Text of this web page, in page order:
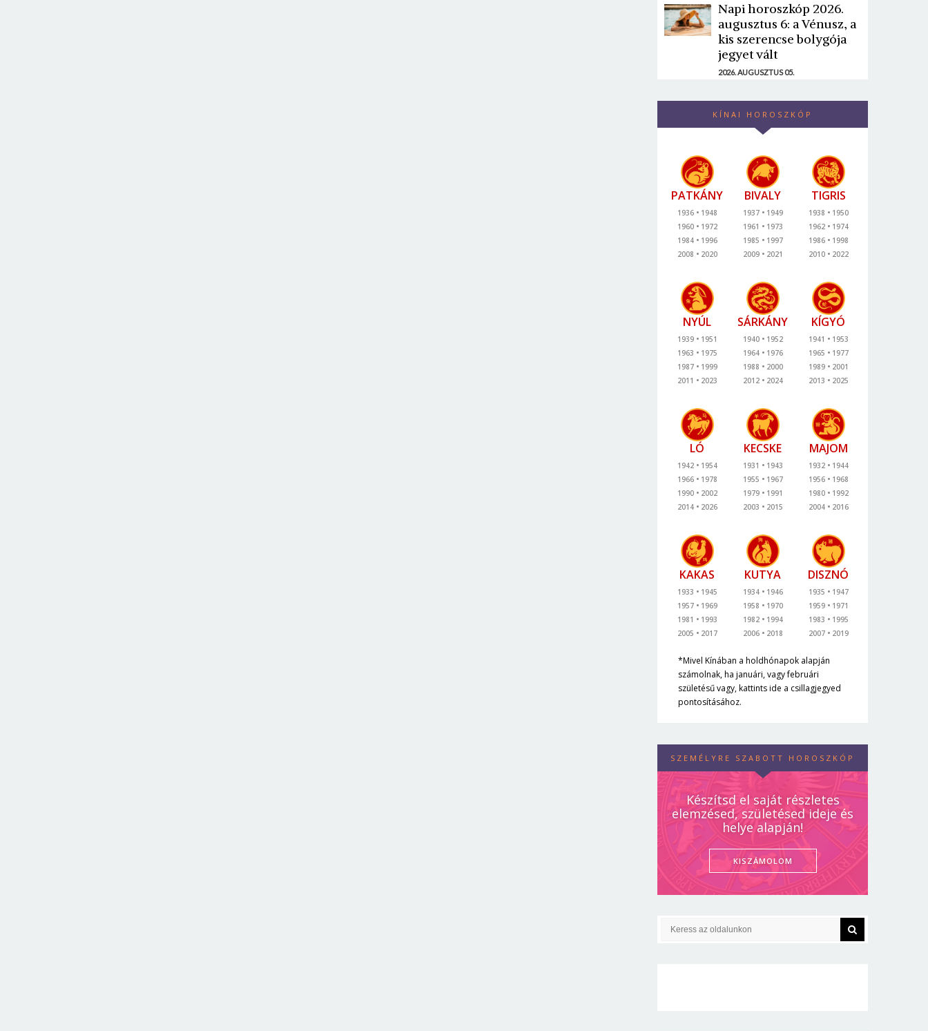
Napi horoszkóp 2026.
augusztus 6: a Vénusz, a
kis szerencse bolygója
jegyet vált
2026. AUGUSZTUS 05.
KÍNAI HOROSZKÓP
PATKÁNY
1936
1948
1960
1972
1984
1996
2008
2020
BIVALY
1937
1949
1961
1973
1985
1997
2009
2021
TIGRIS
1938
1950
1962
1974
1986
1998
2010
2022
NYÚL
1939
1951
1963
1975
1987
1999
2011
2023
SÁRKÁNY
1940
1952
1964
1976
1988
2000
2012
2024
KÍGYÓ
1941
1953
1965
1977
1989
2001
2013
2025
LÓ
1942
1954
1966
1978
1990
2002
2014
2026
KECSKE
1931
1943
1955
1967
1979
1991
2003
2015
MAJOM
1932
1944
1956
1968
1980
1992
2004
2016
KAKAS
1933
1945
1957
1969
1981
1993
2005
2017
KUTYA
1934
1946
1958
1970
1982
1994
2006
2018
DISZNÓ
1935
1947
1959
1971
1983
1995
2007
2019
*Mivel Kínában a holdhónapok alapján
számolnak, ha januári, vagy februári
születésű vagy, kattints ide a csillagjegyed
pontosításához.
SZEMÉLYRE SZABOTT HOROSZKÓP
Készítsd el saját részletes
elemzésed, születésed ideje és
helye alapján!
KISZÁMOLOM